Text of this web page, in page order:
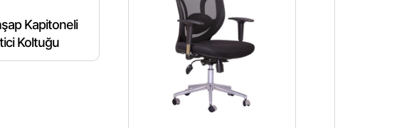
Kapitoneli
Koltuğu